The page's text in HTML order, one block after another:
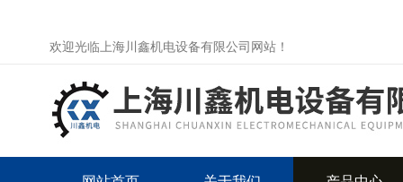
欢迎光临上海川鑫机电设备有限公司网站！